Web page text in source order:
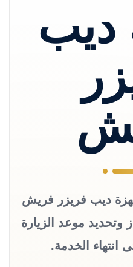
ديب
ديب فريزر فريش
وتحديد موعد الزيارة
انتهاء الخدمة.